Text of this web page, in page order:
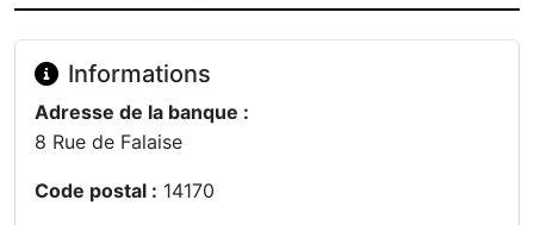
Informations
Adresse de la banque :
8 Rue de Falaise
Code postal : 14170